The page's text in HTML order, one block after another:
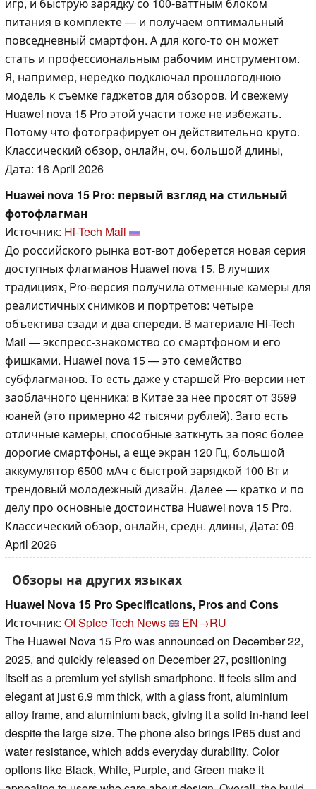
питания в комплекте — и получаем оптимальный
повседневный смартфон. А для кого-то он может
стать и профессиональным рабочим инструментом.
Я, например, нередко подключал прошлогоднюю
модель к съемке гаджетов для обзоров. И свежему
Huawei nova 15 Pro этой участи тоже не избежать.
Потому что фотографирует он действительно круто.
Классический обзор, онлайн, оч. большой длины,
Дата: 16 April 2026
Huawei nova 15 Pro: первый взгляд на стильный
фотофлагман
Источник: Hi-Tech Mail
До российского рынка вот-вот доберется новая серия
доступных флагманов Huawei nova 15. В лучших
традициях, Pro-версия получила отменные камеры для
реалистичных снимков и портретов: четыре
объектива сзади и два спереди. В материале Hi-Tech
Mail — экспресс-знакомство со смартфоном и его
фишками. Huawei nova 15 — это семейство
субфлагманов. То есть даже у старшей Pro-версии нет
заоблачного ценника: в Китае за нее просят от 3599
юаней (это примерно 42 тысячи рублей). Зато есть
отличные камеры, способные заткнуть за пояс более
дорогие смартфоны, а еще экран 120 Гц, большой
аккумулятор 6500 мАч с быстрой зарядкой 100 Вт и
трендовый молодежный дизайн. Далее — кратко и по
делу про основные достоинства Huawei nova 15 Pro.
Классический обзор, онлайн, средн. длины, Дата: 09
April 2026
Обзоры на других языках
Huawei Nova 15 Pro Specifications, Pros and Cons
Источник: OI Spice Tech News
EN→RU
The Huawei Nova 15 Pro was announced on December 22,
2025, and quickly released on December 27, positioning
itself as a premium yet stylish smartphone. It feels slim and
elegant at just 6.9 mm thick, with a glass front, aluminium
alloy frame, and aluminium back, giving it a solid in-hand feel
despite the large size. The phone also brings IP65 dust and
water resistance, which adds everyday durability. Color
options like Black, White, Purple, and Green make it